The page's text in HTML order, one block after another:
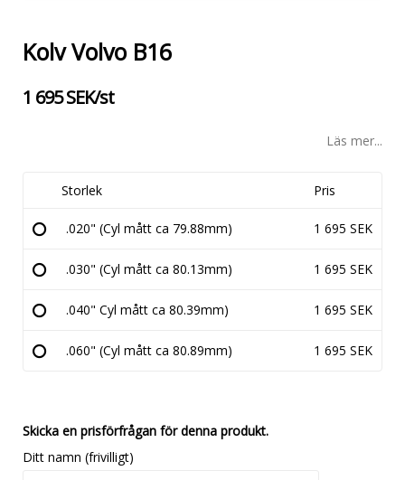
Kolv Volvo B16
1 695 SEK/st
Läs mer...
Storlek Pris
.020" (Cyl mått ca 79.88mm) 1 695 SEK
.030" (Cyl mått ca 80.13mm) 1 695 SEK
.040" Cyl mått ca 80.39mm) 1 695 SEK
.060" (Cyl mått ca 80.89mm) 1 695 SEK
Skicka en prisförfrågan för denna produkt.
Ditt namn (frivilligt)